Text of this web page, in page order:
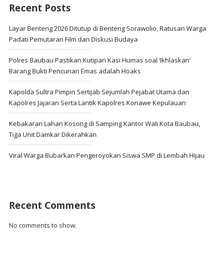
Recent Posts
Layar Benteng 2026 Ditutup di Benteng Sorawolio, Ratusan Warga
Padati Pemutaran Film dan Diskusi Budaya
Polres Baubau Pastikan Kutipan Kasi Humas soal ‘Ikhlaskan’
Barang Bukti Pencurian Emas adalah Hoaks
Kapolda Sultra Pimpin Sertijab Sejumlah Pejabat Utama dan
Kapolres Jajaran Serta Lantik Kapolres Konawe Kepulauan
Kebakaran Lahan Kosong di Samping Kantor Wali Kota Baubau,
Tiga Unit Damkar Dikerahkan
Viral Warga Bubarkan Pengeroyokan Siswa SMP di Lembah Hijau
Recent Comments
No comments to show.